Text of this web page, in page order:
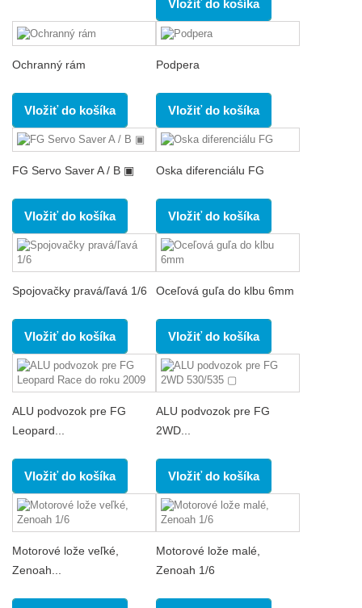
Vložiť do košíka
Ochranný rám
Vložiť do košíka
Podpera
Vložiť do košíka
FG Servo Saver A / B ▣
Vložiť do košíka
Oska diferenciálu FG
Vložiť do košíka
Spojovačky pravá/ľavá 1/6
Vložiť do košíka
Oceľová guľa do klbu 6mm
Vložiť do košíka
ALU podvozok pre FG
Leopard...
Vložiť do košíka
ALU podvozok pre FG
2WD...
Vložiť do košíka
Motorové lože veľké,
Zenoah...
Motorové lože malé,
Zenoah 1/6